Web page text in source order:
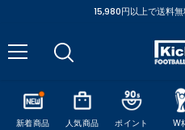
コンテンツにスキップ15,980円以上で送料
新着商品 人気商品 ポイント W